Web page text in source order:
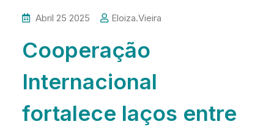
Abril 25 2025 Eloiza.vieira
Cooperação
Internacional
fortalece laços entre